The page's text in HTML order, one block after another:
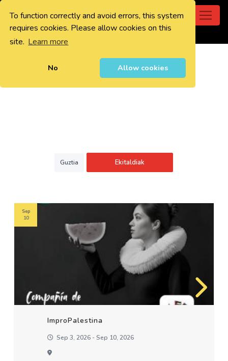
To function correctly and avoid errors, this system
requires cookies. Please allow cookies on this
site. Learn more
No Allow cookies
0
Guztia Ekitaldiak
ImproPalestina
Sep 3, 2026 - Sep 10, 2026
Sep
10